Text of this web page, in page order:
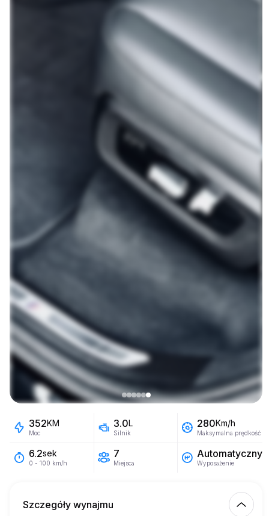
352KM
Moc
3.0L
Silnik
280Km/h
Maksymalna prędkość
6.2sek
0 - 100 km/h
7
Miejsca
Automatyczny
Wyposażenie
Szczegóły wynajmu